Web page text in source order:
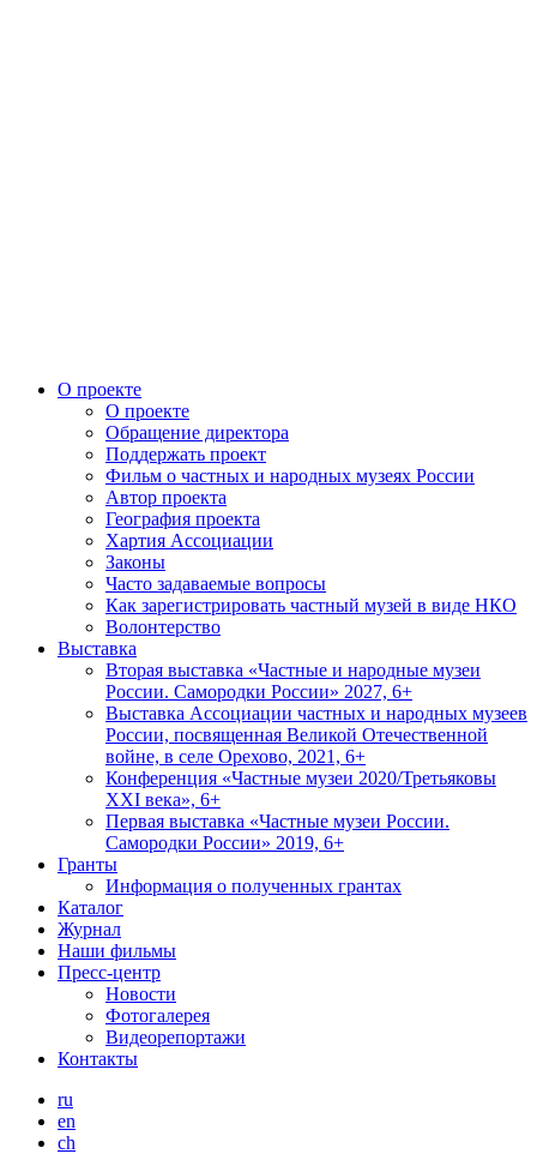
О проекте
О проекте
Обращение директора
Поддержать проект
Фильм о частных и народных музеях России
Автор проекта
География проекта
Хартия Ассоциации
Законы
Часто задаваемые вопросы
Как зарегистрировать частный музей в виде НКО
Волонтерство
Выставка
Вторая выставка «Частные и народные музеи
России. Самородки России» 2027, 6+
Выставка Ассоциации частных и народных музеев
России, посвященная Великой Отечественной
войне, в селе Орехово, 2021, 6+
Конференция «Частные музеи 2020/Третьяковы
XXI века», 6+
Первая выставка «Частные музеи России.
Самородки России» 2019, 6+
Гранты
Информация о полученных грантах
Каталог
Журнал
Наши фильмы
Пресс-центр
Новости
Фотогалерея
Видеорепортажи
Контакты
ru
en
ch